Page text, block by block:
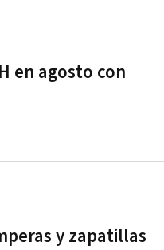
en agosto con
y zapatillas